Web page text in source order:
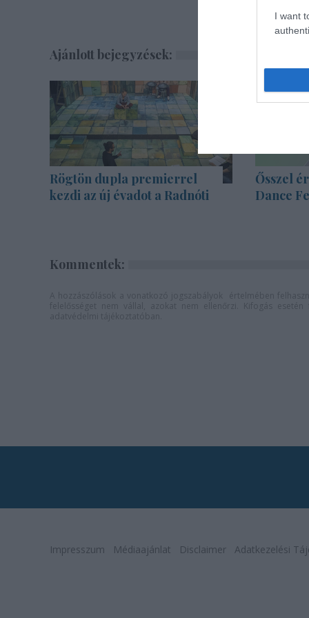
I want
Ajánlott bejegyzések:
Rögtön dupla premierrel
kezdi az új évadot a Radnóti
Ősszel
Dance
Kommentek:
Impresszum Médiaajánlat Disclaimer Adatkezelési